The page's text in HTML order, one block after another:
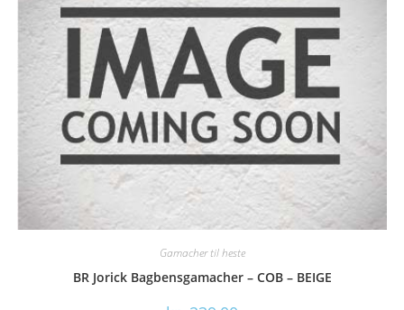
Gamacher til heste
BR Jorick Bagbensgamacher – COB – BEIGE